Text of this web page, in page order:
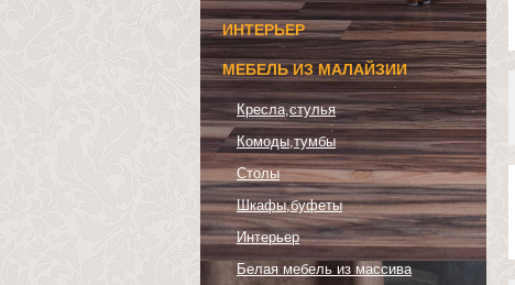
ИНТЕРЬЕР
МЕБЕЛЬ ИЗ МАЛАЙЗИИ
Кресла,стулья
Комоды,тумбы
Столы
Шкафы,буфеты
Интерьер
Белая мебель из массива